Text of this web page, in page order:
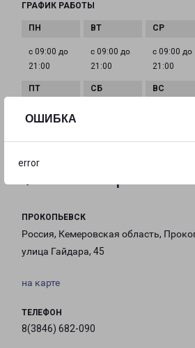
ОШИБКА
error
ГРАФИК РАБОТЫ
с 09:00 до
21:00
с 09:00 до
21:00
с 09:00 до
21:00
с 09:00 до
ПРОКОПЬЕВСК
Россия, Кемеровская область,
улица Гайдара, 45
на карте
ТЕЛЕФОН
8(3846) 682-090